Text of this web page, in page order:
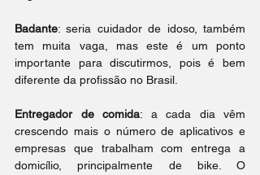
Badante: seria cuidador de idoso, também
tem muita vaga, mas este é um ponto
importante para discutirmos, pois é bem
diferente da profissão no Brasil.
Entregador de comida: a cada dia vêm
crescendo mais o número de aplicativos e
empresas que trabalham com entrega a
domicílio, principalmente de bike. O